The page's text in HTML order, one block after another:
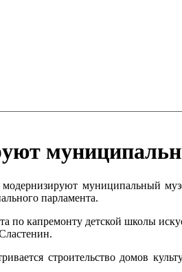
муниципальный
парламента.
по капремонту детской школы
строительство домов